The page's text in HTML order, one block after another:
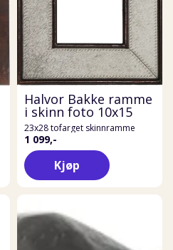
Halvor Bakke ramme
i skinn foto 10x15
23x28 tofarget skinnramme
1 099,-
Kjøp